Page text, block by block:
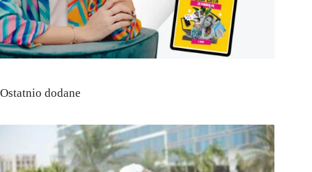
Ostatnio dodane